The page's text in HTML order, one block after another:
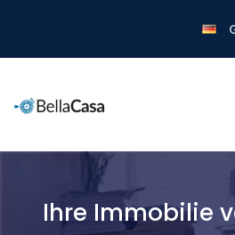
Ihre Immobilie